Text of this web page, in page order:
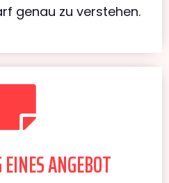
genau zu verstehen.
ANGEBOT